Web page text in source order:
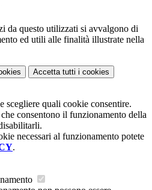
da questo utilizzati si avvalgono di
ed utili alle finalità illustrate nella
Accetta tutti i cookies
scegliere quali cookie consentire.
consentono il funzionamento della
necessari al funzionamento potete
.